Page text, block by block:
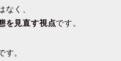
なく、
を見直す視点です。
す。